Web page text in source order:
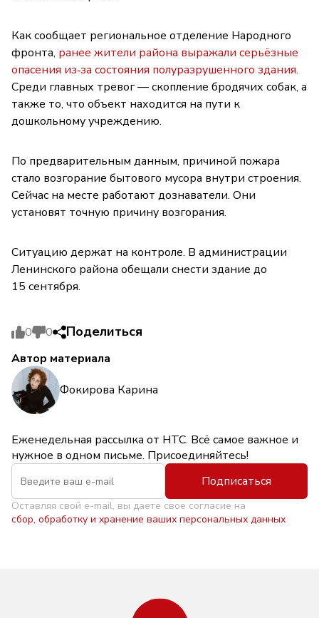
Как сообщает региональное отделение Народного
фронта, ранее жители района выражали серьёзные
опасения из‑за состояния полуразрушенного здания.
Среди главных тревог — скопление бродячих собак, а
также то, что объект находится на пути к
дошкольному учреждению.
По предварительным данным, причиной пожара
стало возгорание бытового мусора внутри строения.
Сейчас на месте работают дознаватели. Они
установят точную причину возгорания.
Ситуацию держат на контроле. В администрации
Ленинского района обещали снести здание до
15 сентября.
0 0 Поделиться
Автор материала
Фокирова Карина
Еженедельная рассылка от НТС. Всё самое важное и
нужное в одном письме. Присоединяйтесь!
Подписаться
Оставляя свой e-mail, вы даете свое согласие на
сбор, обработку и хранение ваших персональных данных